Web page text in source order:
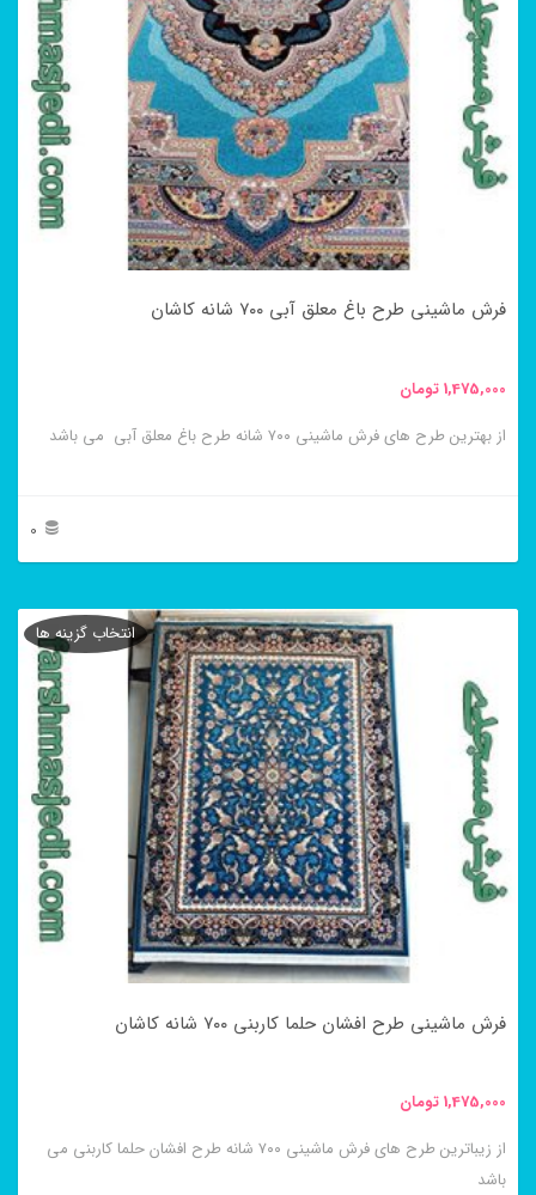
فرش ماشینی طرح باغ معلق آبی ۷۰۰ شانه کاشان
1,475,000تومان
از بهترین طرح های فرش ماشینی ۷۰۰ شانه طرح باغ معلق آبی می باشد
0
محصول
مختلفی
باشد.
گزینه
ها
صفحه
انتخاب
شوند
فرش ماشینی طرح افشان حلما کاربنی ۷۰۰ شانه کاشان
1,475,000تومان
از زیباترین طرح های فرش ماشینی ۷۰۰ شانه طرح افشان حلما کاربنی می
باشد
انتخاب گزینه ها